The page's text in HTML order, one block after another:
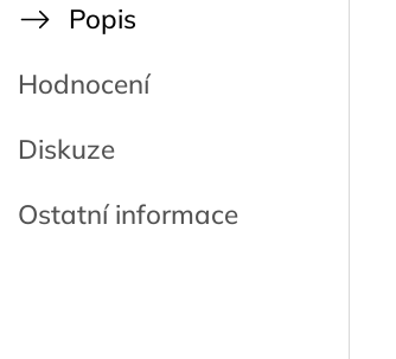
Popis
Hodnocení
Diskuze
Ostatní informace